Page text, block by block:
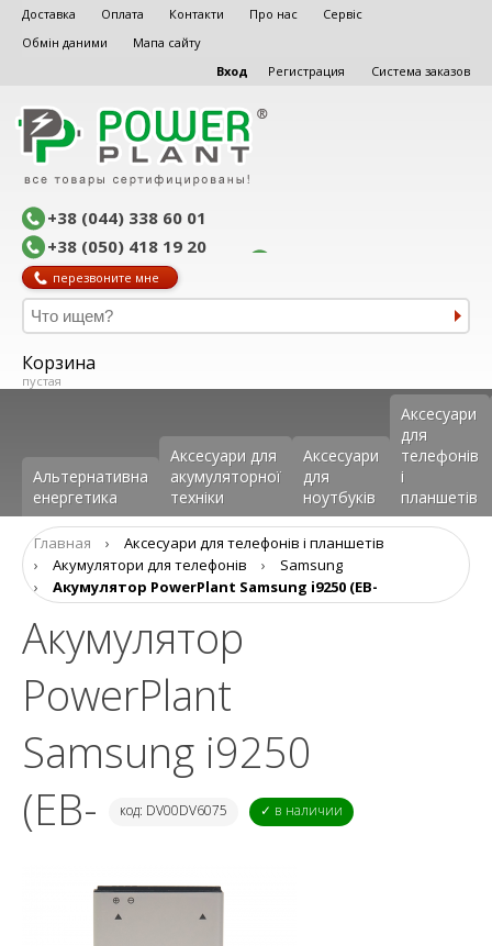
Доставка Оплата Контакти Про нас
Сервіс
Обмін даними
Мапа сайту
Вход
Регистрация Система заказов
+38 (044) 338 60 01
+38 (050) 418 19 20
перезвоните мне
Корзина
пустая
Альтернативна
енергетика
Аксесуари для
акумуляторної
техніки
Аксесуари
для
ноутбуків
Аксеcуари
для
телефонів
і
планшетів
Главная ›
Аксеcуари для телефонів і планшетів
›
Акумулятори для телефонів ›
Samsung
›
Акумулятор PowerPlant Samsung i9250 (EB-
Акумулятор
PowerPlant
Samsung i9250
(EB-
код: DV00DV6075 ✓ в наличии